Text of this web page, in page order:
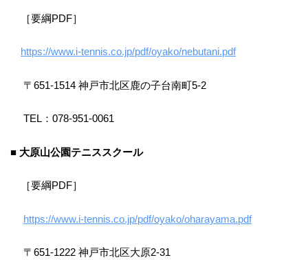
［要綱PDF］
https://www.i-tennis.co.jp/pdf/oyako/nebutani.pdf
〒651-1514 神戸市北区鹿の子台南町5-2
TEL：078-951-0061
■ 大原山公園テニススクール
［要綱PDF］
https://www.i-tennis.co.jp/pdf/oyako/oharayama.pdf
〒651-1222 神戸市北区大原2-31